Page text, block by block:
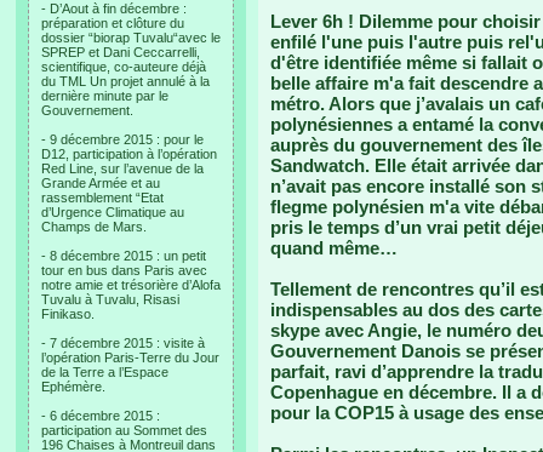
- D’Aout à fin décembre :
préparation et clôture du
dossier “biorap Tuvalu“avec le
SPREP et Dani Ceccarrelli,
scientifique, co-auteure déjà
du TML Un projet annulé à la
dernière minute par le
Gouvernement.
- 9 décembre 2015 : pour le
D12, participation à l’opération
Red Line, sur l’avenue de la
Grande Armée et au
rassemblement “Etat
d’Urgence Climatique au
Champs de Mars.
- 8 décembre 2015 : un petit
tour en bus dans Paris avec
notre amie et trésorière d’Alofa
Tuvalu à Tuvalu, Risasi
Finikaso.
- 7 décembre 2015 : visite à
l’opération Paris-Terre du Jour
de la Terre a l’Espace
Ephémère.
- 6 décembre 2015 :
participation au Sommet des
196 Chaises à Montreuil dans
Lever 6h ! Dilemme pour
enfilé l'une puis l'autre puis
d'être identifiée même si fallait
belle affaire m'a fait descendre
métro. Alors que j’avalais un
polynésiennes a entamé la
auprès du gouvernement des
Sandwatch. Elle était arrivée
n’avait pas encore installé son
flegme polynésien m'a vite
pris le temps d’un vrai petit
quand même…
Tellement de rencontres qu’il
indispensables au dos des
skype avec Angie, le numéro
Gouvernement Danois se
parfait, ravi d’apprendre la
Copenhague en décembre. Il a
pour la COP15 à usage des